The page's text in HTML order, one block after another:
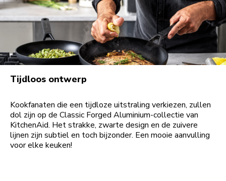
Tijdloos ontwerp
Kookfanaten die een tijdloze uitstraling verkiezen, zullen
dol zijn op de Classic Forged Aluminium-collectie van
KitchenAid. Het strakke, zwarte design en de zuivere
lijnen zijn subtiel en toch bijzonder. Een mooie aanvulling
voor elke keuken!